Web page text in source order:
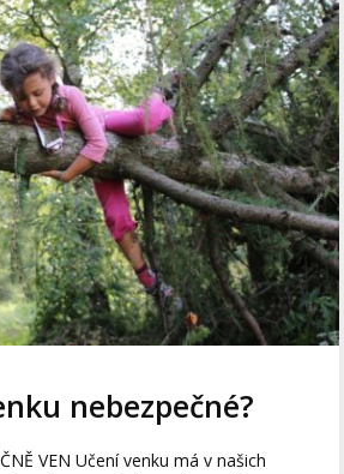
nebezpečné?
VEN Učení venku má v našich